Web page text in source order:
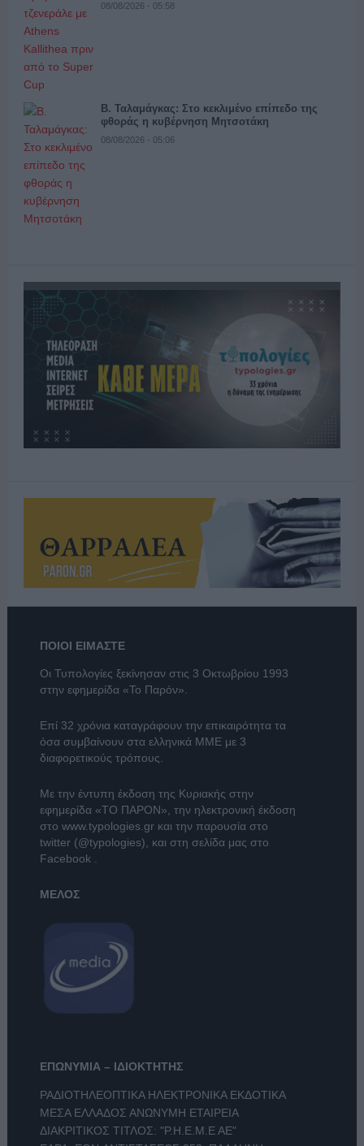
08/08/2026 - 05:58
Β. Ταλαμάγκας: Στο κεκλιμένο επίπεδο της
φθοράς η κυβέρνηση Μητσοτάκη
08/08/2026 - 05:06
ΠΟΙΟΙ ΕΙΜΑΣΤΕ
Οι Τυπολογίες ξεκίνησαν στις 3 Οκτωβρίου 1993
στην εφημερίδα «Το Παρόν».
Επί 32 χρόνια καταγράφουν την επικαιρότητα τα
όσα συμβαίνουν στα ελληνικά ΜΜΕ με 3
διαφορετικούς τρόπους.
Με την έντυπη έκδοση της Κυριακής στην
εφημερίδα «ΤΟ ΠΑΡΟΝ», την ηλεκτρονική έκδοση
στο www.typologies.grκαι την παρουσία στο
twitter (@typologies), και στη σελίδα μας στο
Facebook .
ΜΕΛΟΣ
ΕΠΩΝΥΜΙΑ – ΙΔΙΟΚΤΗΤΗΣ
ΡΑΔΙΟΤΗΛΕΟΠΤΙΚΑ ΗΛΕΚΤΡΟΝΙΚΑ ΕΚΔΟΤΙΚΑ
ΜΕΣΑ ΕΛΛΑΔΟΣ ΑΝΩΝΥΜΗ ΕΤΑΙΡΕΙΑ
ΔΙΑΚΡΙΤΙΚΟΣ ΤΙΤΛΟΣ: "Ρ.Η.Ε.Μ.Ε ΑΕ"